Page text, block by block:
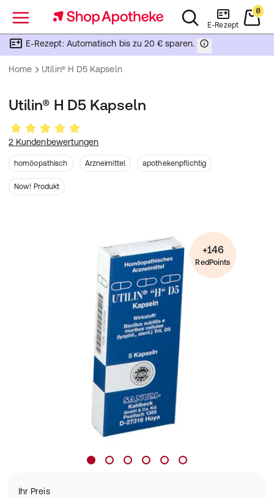
Menü E-Rezept
0
E-Rezept: Automatisch bis zu 20 € sparen.
Home Utilin® H D5 Kapseln
Utilin® H D5 Kapseln
2 Kundenbewertungen
homöopathisch Arzneimittel apothekenpflichtig
Now! Produkt
+146
RedPoints
Ihr Preis